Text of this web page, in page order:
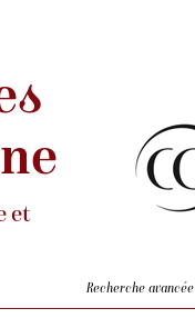
et
Recherche avancée